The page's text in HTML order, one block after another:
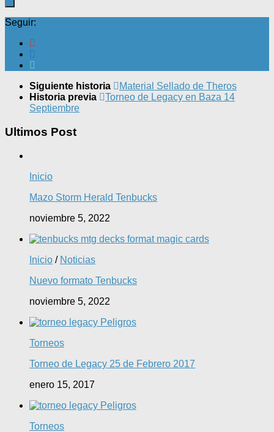
Seguir:
Siguiente historia
Material Sellado de Theros
Historia previa
Torneo de Legacy en Baza 14
Septiembre
Ultimos Post
Inicio
Mazo Storm Herald Tenbucks
noviembre 5, 2022
Inicio / Noticias
Nuevo formato Tenbucks
noviembre 5, 2022
Torneos
Torneo de Legacy 25 de Febrero 2017
enero 15, 2017
Torneos